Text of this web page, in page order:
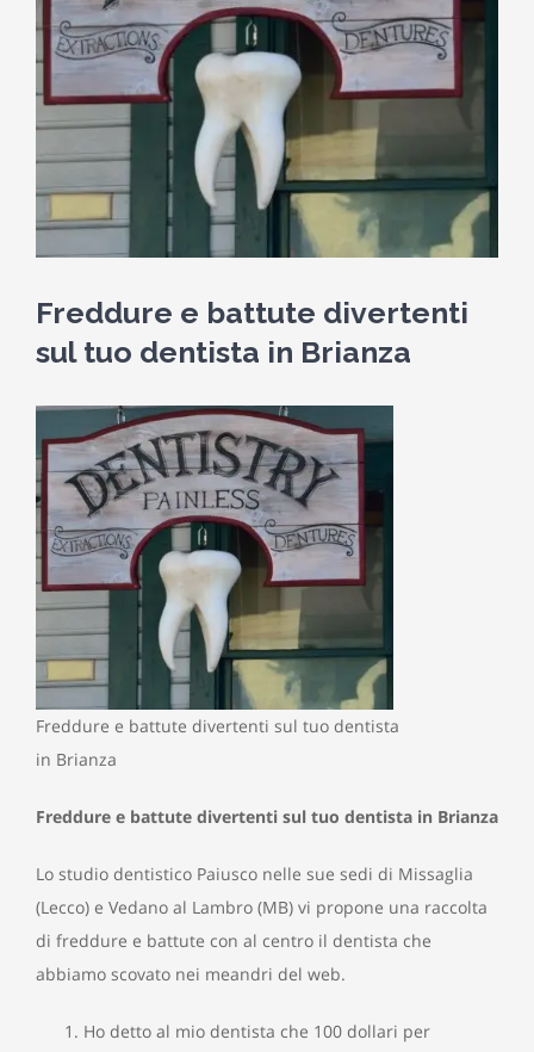
Freddure e battute divertenti
sul tuo dentista in Brianza
Freddure e battute divertenti sul tuo dentista
in Brianza
Freddure e battute divertenti sul tuo dentista in Brianza
Lo studio dentistico Paiusco nelle sue sedi di Missaglia
(Lecco) e Vedano al Lambro (MB) vi propone una raccolta
di freddure e battute con al centro il dentista che
abbiamo scovato nei meandri del web.
Ho detto al mio dentista che 100 dollari per